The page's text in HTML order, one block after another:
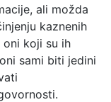
ali možda
kaznenih
oni koji su ih
sami biti jedini